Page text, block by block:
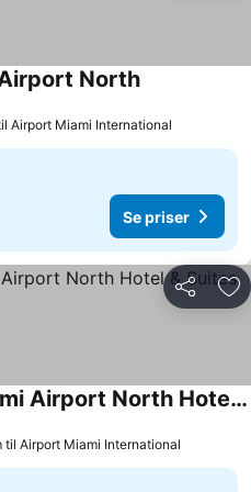
North
Airport Miami International
Se priser
Del
Best Western Plus Miami Airport North Hotel & Suites
til Airport Miami International